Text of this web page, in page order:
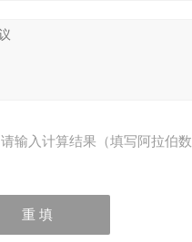
请输入计算结果（填写阿拉伯